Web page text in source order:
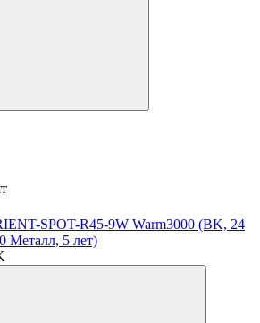
SPOT-R45-9W Warm3000 (BK, 24
Металл, 5 лет)